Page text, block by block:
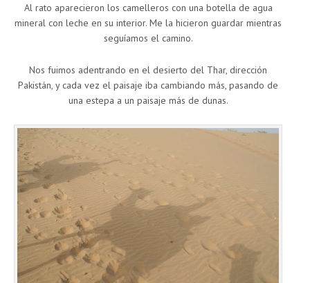
Al rato aparecieron los camelleros con una botella de agua
mineral con leche en su interior. Me la hicieron guardar mientras
seguíamos el camino.
Nos fuimos adentrando en el desierto del Thar, dirección
Pakistán, y cada vez el paisaje iba cambiando más, pasando de
una estepa a un paisaje más de dunas.